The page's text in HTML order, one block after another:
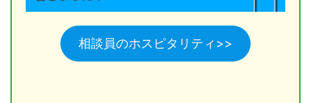
相談員のホスピタリティ>>